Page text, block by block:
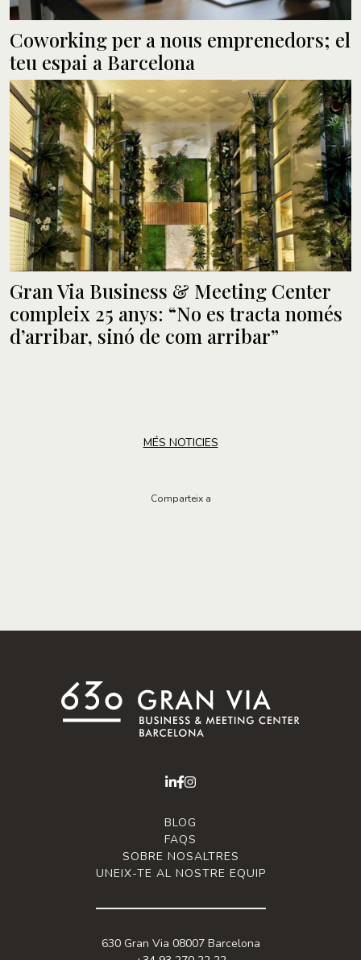
Coworking per a nous emprenedors; el
teu espai a Barcelona
Gran Via Business & Meeting Center
compleix 25 anys: “No es tracta només
d’arribar, sinó de com arribar”
MÉS NOTICIES
Comparteix a
BLOG
FAQS
SOBRE NOSALTRES
UNEIX-TE AL NOSTRE EQUIP
630 Gran Via 08007 Barcelona